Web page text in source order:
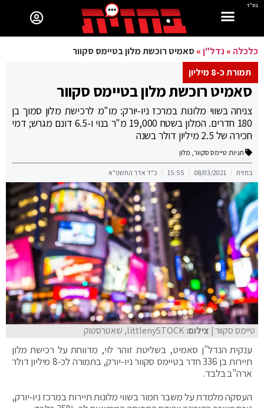
בס"ד
כלכלה »נדל"ן»סאמיט רוכשת מלון בטיימס סקוור
תמורת כ-8 מיליון
סאמיט רוכשת מלון בטיימס סקוור
צניחה בשווי מלונות במרכז ניו-יורק: מו"מ לרכישת מלון סמוך בן
180 חדרים. המלון בשטח 19,000 מ"ר בנוי ו-6.5 דונם מגרש; דמי
חכירה של 2.5 מיליון דולר בשנה
תגיות: טיימס סקוור, מלון
בחזית 08/03/2021
15:55 כ"ד אדר התשפ"א
טיימס סקוור| צילום: littlenySTOCK, שאטרסטוק
ענקית הנדל"ן סאמיט, בשליטת זוהר לוי, מדווחת על רכישת מלון
תיירות בן 336 חדר בטיימס סקוור ניו-יורק, בתמורה לכ-8 מיליון דולר
ארה"ב בלבד.
העסקה מלמדת על משבר חמור בשווי מלונות תיירות במרכז ניו-יורק,